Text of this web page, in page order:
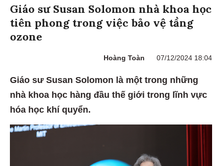
Giáo sư Susan Solomon nhà khoa học
tiên phong trong việc bảo vệ tầng
ozone
Hoàng Toàn 07/12/2024 18:04
Giáo sư Susan Solomon là một trong những
nhà khoa học hàng đầu thế giới trong lĩnh vực
hóa học khí quyển.